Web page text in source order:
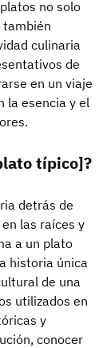
no solo
también
culinaria
de
en un viaje
la esencia y el
típico]?
detrás de
las raíces y
a un plato
historia única
de una
utilizados en
y
conocer